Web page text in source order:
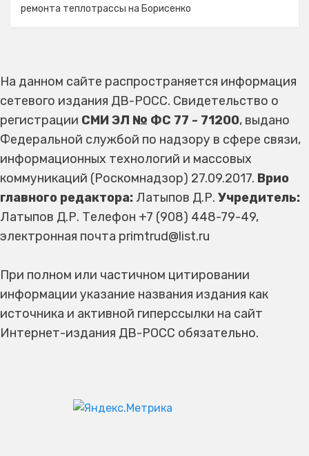
ремонта теплотрассы на Борисенко
На данном сайте распространяется информация
сетевого издания ДВ-РОСС. Свидетельство о
регистрации СМИ ЭЛ № ФС 77 - 71200, выдано
Федеральной службой по надзору в сфере связи,
информационных технологий и массовых
коммуникаций (Роскомнадзор) 27.09.2017. Врио
главного редактора: Латыпов Д.Р. Учредитель:
Латыпов Д.Р. Телефон +7 (908) 448-79-49,
электронная почта primtrud@list.ru
При полном или частичном цитировании
информации указание названия издания как
источника и активной гиперссылки на сайт
Интернет-издания ДВ-РОСС обязательно.